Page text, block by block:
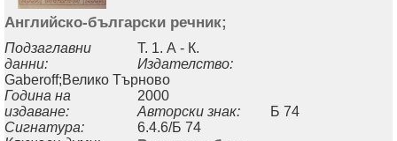
Английско-български речник;
Подзаглавни
данни:
Т. 1. А - К.
Издателство:
Gaberoff;Велико Търново
Година на
издаване:
2000
Авторски знак:
Б 74
Сигнатура:
6.4.6/Б 74